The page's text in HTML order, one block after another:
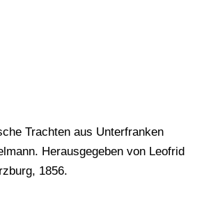
Trachten aus Unterfranken
Herausgegeben von Leofrid
1856.